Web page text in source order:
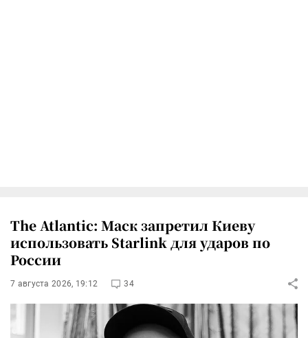
The Atlantic: Маск запретил Киеву
использовать Starlink для ударов по
России
7 августа 2026, 19:12 34